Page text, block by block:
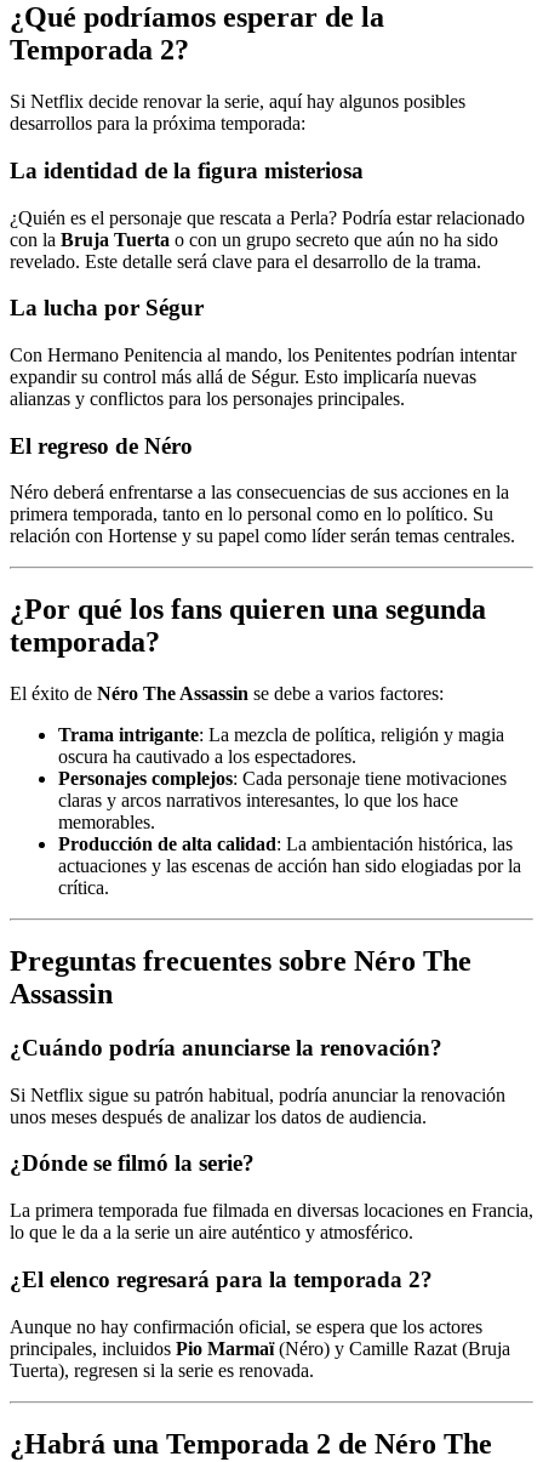
¿Qué podríamos esperar de la
Temporada 2?
Si Netflix decide renovar la serie, aquí hay algunos posibles
desarrollos para la próxima temporada:
La identidad de la figura misteriosa
¿Quién es el personaje que rescata a Perla? Podría estar relacionado
con la Bruja Tuerta o con un grupo secreto que aún no ha sido
revelado. Este detalle será clave para el desarrollo de la trama.
La lucha por Ségur
Con Hermano Penitencia al mando, los Penitentes podrían intentar
expandir su control más allá de Ségur. Esto implicaría nuevas
alianzas y conflictos para los personajes principales.
El regreso de Néro
Néro deberá enfrentarse a las consecuencias de sus acciones en la
primera temporada, tanto en lo personal como en lo político. Su
relación con Hortense y su papel como líder serán temas centrales.
¿Por qué los fans quieren una segunda
temporada?
El éxito de Néro The Assassin se debe a varios factores:
Trama intrigante: La mezcla de política, religión y magia
oscura ha cautivado a los espectadores.
Personajes complejos: Cada personaje tiene motivaciones
claras y arcos narrativos interesantes, lo que los hace
memorables.
Producción de alta calidad: La ambientación histórica, las
actuaciones y las escenas de acción han sido elogiadas por la
crítica.
Preguntas frecuentes sobre Néro The
Assassin
¿Cuándo podría anunciarse la renovación?
Si Netflix sigue su patrón habitual, podría anunciar la renovación
unos meses después de analizar los datos de audiencia.
¿Dónde se filmó la serie?
La primera temporada fue filmada en diversas locaciones en Francia,
lo que le da a la serie un aire auténtico y atmosférico.
¿El elenco regresará para la temporada 2?
Aunque no hay confirmación oficial, se espera que los actores
principales, incluidos Pio Marmaï(Néro) y Camille Razat (Bruja
Tuerta), regresen si la serie es renovada.
¿Habrá una Temporada 2 de Néro The